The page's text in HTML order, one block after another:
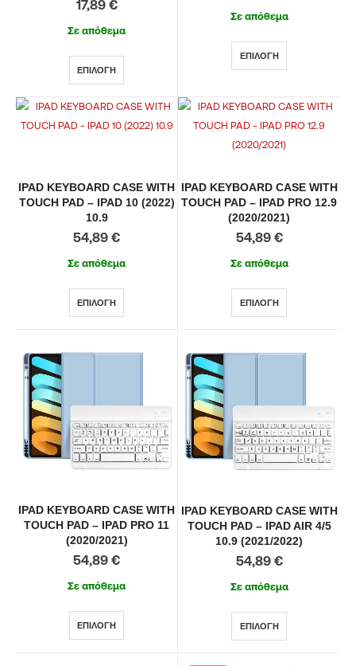
17,89 €
Σε απόθεμα
ΕΠΙΛΟΓΉ
Σε απόθεμα
ΕΠΙΛΟΓΉ
IPAD KEYBOARD CASE WITH
TOUCH PAD – IPAD 10 (2022)
10.9
54,89 €
Σε απόθεμα
ΕΠΙΛΟΓΉ
IPAD KEYBOARD CASE WITH
TOUCH PAD – IPAD PRO 12.9
(2020/2021)
54,89 €
Σε απόθεμα
ΕΠΙΛΟΓΉ
IPAD KEYBOARD CASE WITH
TOUCH PAD – IPAD PRO 11
(2020/2021)
54,89 €
Σε απόθεμα
ΕΠΙΛΟΓΉ
IPAD KEYBOARD CASE WITH
TOUCH PAD – IPAD AIR 4/5
10.9 (2021/2022)
54,89 €
Σε απόθεμα
ΕΠΙΛΟΓΉ